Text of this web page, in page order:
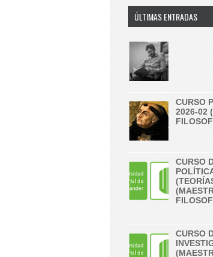
ÚLTIMAS ENTRADAS
CURSO
2026-02
CURSO
CURSO